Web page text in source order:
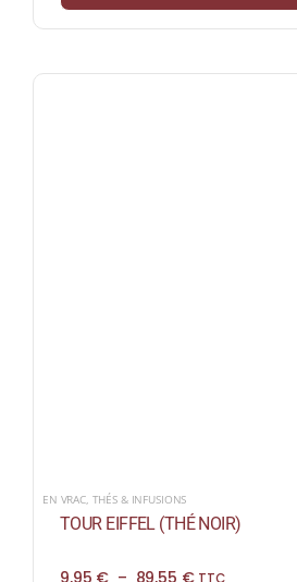
EN VRAC, THÉS & INFUSIONS
TOUR EIFFEL (THÉ NOIR)
9,95 € – 89,55 €Plage